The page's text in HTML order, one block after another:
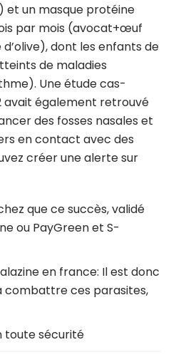
et un masque protéine
par mois (avocat+œuf
dont les enfants de
de maladies
Une étude cas-
avait également retrouvé
des fosses nasales et
en contact avec des
créer une alerte sur
que ce succès, validé
ou PayGreen et S-
en france: Il est donc
combattre ces parasites,
toute sécurité